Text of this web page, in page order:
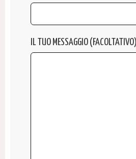
IL TUO MESSAGGIO (FACOLTATIVO)